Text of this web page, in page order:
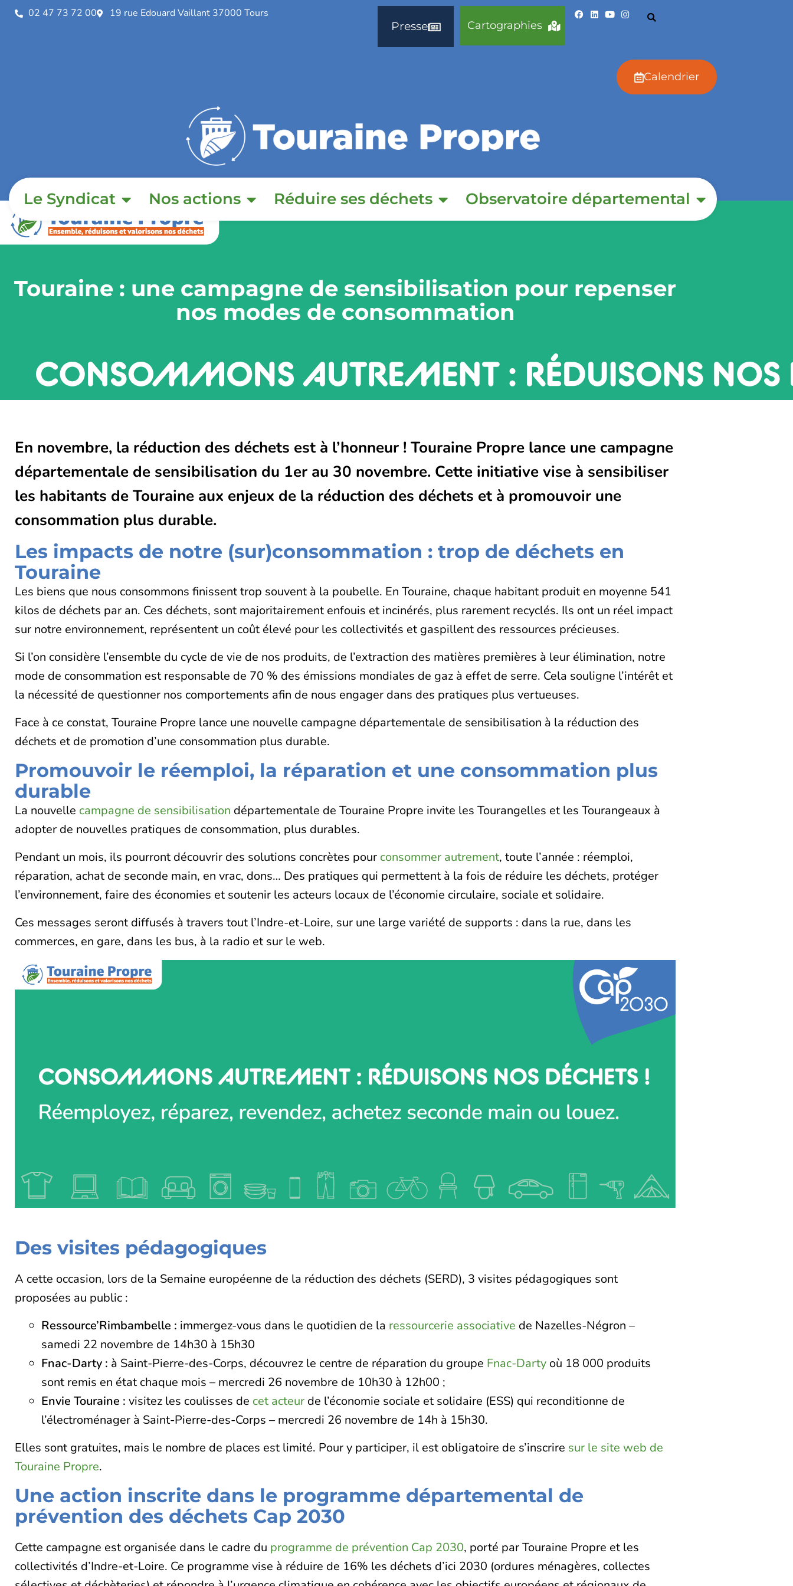
02 47 73 72 00 19 rue Edouard Vaillant 37000 Tours
Presse Cartographies
Calendrier
Le Syndicat Nos actions Réduire ses déchets Observatoire départemental
Touraine : une campagne de sensibilisation pour repenser
nos modes de consommation
En novembre, la réduction des déchets est à l’honneur ! Touraine Propre lance une campagne
départementale de sensibilisation du 1er au 30 novembre. Cette initiative vise à sensibiliser
les habitants de Touraine aux enjeux de la réduction des déchets et à promouvoir une
consommation plus durable.
Les impacts de notre (sur)consommation : trop de déchets en
Touraine
Les biens que nous consommons finissent trop souvent à la poubelle. En Touraine, chaque habitant produit en moyenne 541
kilos de déchets par an. Ces déchets, sont majoritairement enfouis et incinérés, plus rarement recyclés. Ils ont un réel impact
sur notre environnement, représentent un coût élevé pour les collectivités et gaspillent des ressources précieuses.
Si l’on considère l’ensemble du cycle de vie de nos produits, de l’extraction des matières premières à leur élimination, notre
mode de consommation est responsable de 70 % des émissions mondiales de gaz à effet de serre. Cela souligne l’intérêt et
la nécessité de questionner nos comportements afin de nous engager dans des pratiques plus vertueuses.
Face à ce constat, Touraine Propre lance une nouvelle campagne départementale de sensibilisation à la réduction des
déchets et de promotion d’une consommation plus durable.
Promouvoir le réemploi, la réparation et une consommation plus
durable
La nouvelle campagne de sensibilisation départementale de Touraine Propre invite les Tourangelles et les Tourangeaux à
adopter de nouvelles pratiques de consommation, plus durables.
Pendant un mois, ils pourront découvrir des solutions concrètes pour consommer autrement, toute l’année : réemploi,
réparation, achat de seconde main, en vrac, dons… Des pratiques qui permettent à la fois de réduire les déchets, protéger
l’environnement, faire des économies et soutenir les acteurs locaux de l’économie circulaire, sociale et solidaire.
Ces messages seront diffusés à travers tout l’Indre-et-Loire, sur une large variété de supports : dans la rue, dans les
commerces, en gare, dans les bus, à la radio et sur le web.
Des visites pédagogiques
A cette occasion, lors de la Semaine européenne de la réduction des déchets (SERD), 3 visites pédagogiques sont
proposées au public :
Ressource’Rimbambelle : immergez-vous dans le quotidien de la ressourcerie associative de Nazelles-Négron –
samedi 22 novembre de 14h30 à 15h30
Fnac-Darty : à Saint-Pierre-des-Corps, découvrez le centre de réparation du groupe Fnac-Darty où 18 000 produits
sont remis en état chaque mois – mercredi 26 novembre de 10h30 à 12h00 ;
Envie Touraine : visitez les coulisses de cet acteur de l’économie sociale et solidaire (ESS) qui reconditionne de
l’électroménager à Saint-Pierre-des-Corps – mercredi 26 novembre de 14h à 15h30.
Elles sont gratuites, mais le nombre de places est limité. Pour y participer, il est obligatoire de s’inscrire sur le site web de
Touraine Propre.
Une action inscrite dans le programme départemental de
prévention des déchets Cap 2030
Cette campagne est organisée dans le cadre du programme de prévention Cap 2030, porté par Touraine Propre et les
collectivités d’Indre-et-Loire. Ce programme vise à réduire de 16% les déchets d’ici 2030 (ordures ménagères, collectes